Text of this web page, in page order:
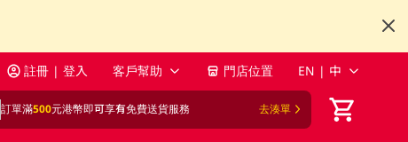
註冊 | 登入 客戶幫助 門店位置 EN | 中
訂單滿500元港幣即可享有免費送貨服務 去湊單